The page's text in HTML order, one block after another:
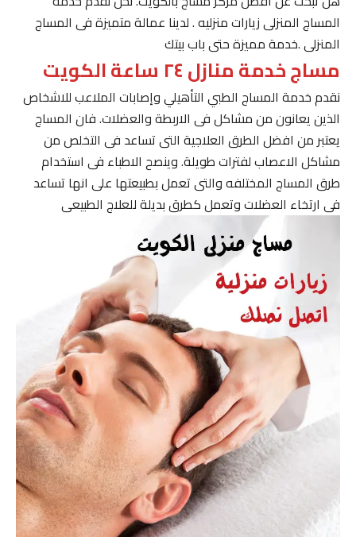
المساج المنزلى زيارات منزليه . لدينا عمالة متميزة فى المساج
المنزلى .خدمة مميزة حتى باب بيتك
مساج خدمة منازل ٢٤ ساعة الكويت
نقدم خدمة المساج الطبي التأهيلي وإصابات الملاعب للاشخاص
الذين يعانون من مشاكل فى الاربطة والعضلات. فان المساج
يعتبر من افضل الطرق العلاجية التى تساعد فى التخلص من
مشاكل الاعصاب لفترات طويلة. وينصح الاطباء فى استخدام
طرق المساج المختلفه والتى تعمل بطبيعتها على انها تساعد
فى ارتخاء العضلات وتعمل كطرق بديلة للعلاج الطبيعى